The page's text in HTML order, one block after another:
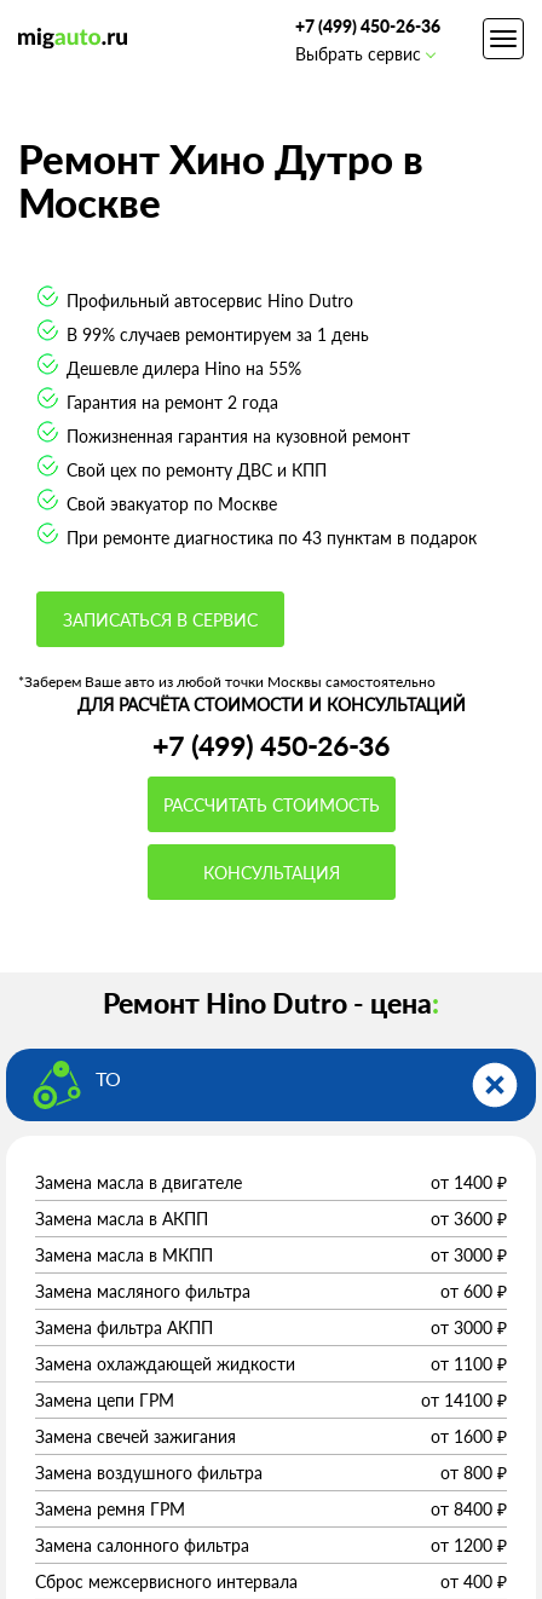
+7 (499) 450-26-36
Выбрать сервис
Ремонт Хино Дутро в
Москве
Профильный автосервис Hino Dutro
В 99% случаев ремонтируем за 1 день
Дешевле дилера Hino на 55%
Гарантия на ремонт 2 года
Пожизненная гарантия на кузовной ремонт
Свой цех по ремонту ДВС и КПП
Свой эвакуатор по Москве
При ремонте диагностика по 43 пунктам в подарок
ЗАПИСАТЬСЯ В СЕРВИС
*Заберем Ваше авто из любой точки Москвы самостоятельно
ДЛЯ РАСЧЁТА СТОИМОСТИ И КОНСУЛЬТАЦИЙ
+7 (499) 450-26-36
РАССЧИТАТЬ СТОИМОСТЬ
КОНСУЛЬТАЦИЯ
Ремонт Hino Dutro - цена:
ТО
Замена масла в двигателе от 1400 ₽
Замена масла в АКПП
от 3600 ₽
Замена масла в МКПП
от 3000 ₽
Замена масляного фильтра
от 600 ₽
Замена фильтра АКПП
от 3000 ₽
Замена охлаждающей жидкости
от 1100 ₽
Замена цепи ГРМ
от 14100 ₽
Замена свечей зажигания
от 1600 ₽
Замена воздушного фильтра
от 800 ₽
Замена ремня ГРМ
от 8400 ₽
Замена салонного фильтра
от 1200 ₽
Сброс межсервисного интервала
от 400 ₽